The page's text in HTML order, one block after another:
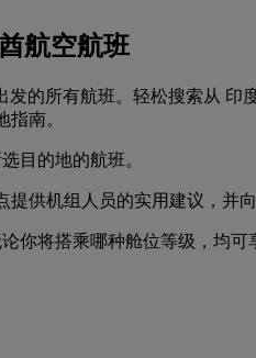
航空航班
发的所有航班。轻松搜索从
南。
目的地的航班。
供机组人员的实用建议，并
你将搭乘哪种舱位等级，均可